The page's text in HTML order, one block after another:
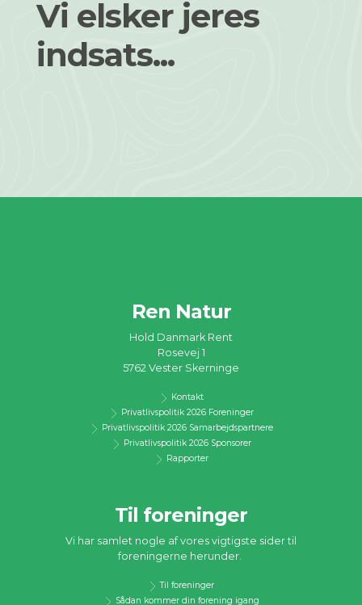
Vi elsker jeres
indsats...
Ren Natur
Hold Danmark Rent
Rosevej 1
5762 Vester Skerninge
Kontakt
Privatlivspolitik 2026 Foreninger
Privatlivspolitik 2026 Samarbejdspartnere
Privatlivspolitik 2026 Sponsorer
Rapporter
Til foreninger
Vi har samlet nogle af vores vigtigste sider til
foreningerne herunder.
Til foreninger
Sådan kommer din forening igang